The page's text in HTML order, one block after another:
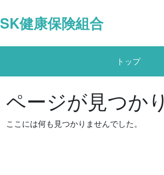
SK健康保険組合
トップ
ページが見つか
ここには何も見つかりませんでした。